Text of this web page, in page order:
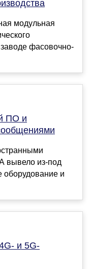
модульная
фасовочно-
ПО и
вывело из-под
оборудование и
и 5G-